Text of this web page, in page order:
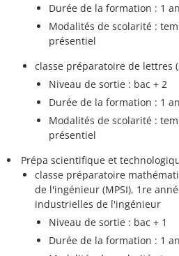
Durée de la formation : 1 an
Modalités de scolarité :
présentiel
classe préparatoire de lettres
Niveau de sortie : bac + 2
Durée de la formation : 1 an
Modalités de scolarité :
présentiel
Prépa scientifique et
classe préparatoire
de l'ingénieur (MPSI), 1re
industrielles de l'ingénieur
Niveau de sortie : bac + 1
Durée de la formation : 1 an